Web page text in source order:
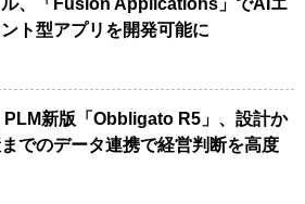
、「Fusion Applications」でAIエ
ト型アプリを開発可能に
PLM新版「Obbligato R5」、設計か
でのデータ連携で経営判断を高度